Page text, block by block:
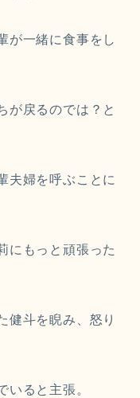
が一緒に食事をし
が戻るのでは？と
夫婦を呼ぶことに
にもっと頑張った
健斗を睨み、怒り
いると主張。